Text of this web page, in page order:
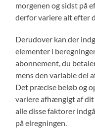
morgenen og sidst på
derfor variere alt efter
Derudover kan der
elementer i
abonnement, du
mens den variable del
Det præcise beløb og
variere afhængigt af dit
alle disse faktorer
på elregningen.